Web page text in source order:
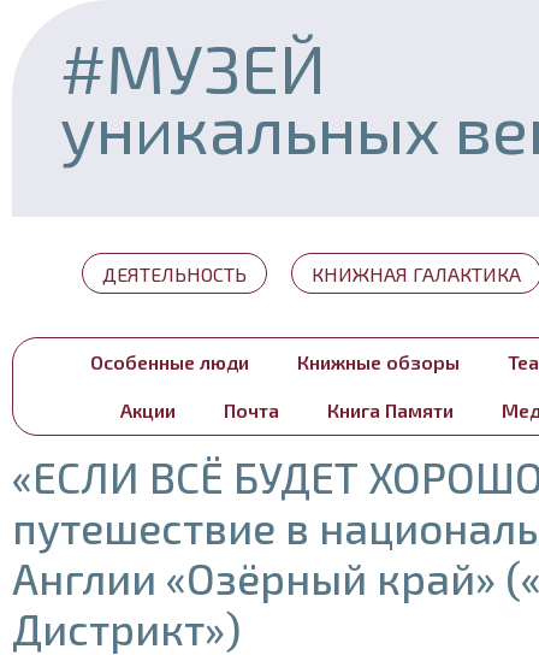
#МУЗЕЙ
уникальных
ДЕЯТЕЛЬНОСТЬ КНИЖНАЯ ГАЛАКТИКА
Особенные люди Книжные обзоры
Акции Почта Книга Памяти
«ЕСЛИ ВСЁ БУДЕТ
путешествие в
Англии «Озёрный край»
Дистрикт»)